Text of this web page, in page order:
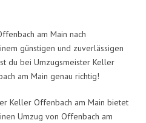
am Main nach
günstigen und zuverlässigen
du bei Umzugsmeister Keller
am Main genau richtig!
Keller Offenbach am Main bietet
Umzug von Offenbach am